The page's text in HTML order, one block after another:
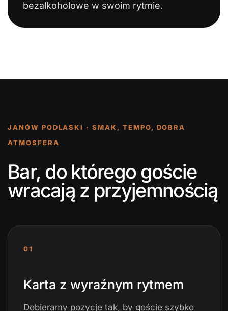
bezalkoholowe w swoim rytmie.
JANÓW PODLASKI · SMAK, TEMPO, DOBRA
ATMOSFERA
Bar, do którego goście
wracają z przyjemnością
01
Karta z wyraźnym rytmem
Dobieramy pozycje tak, by goście szybko